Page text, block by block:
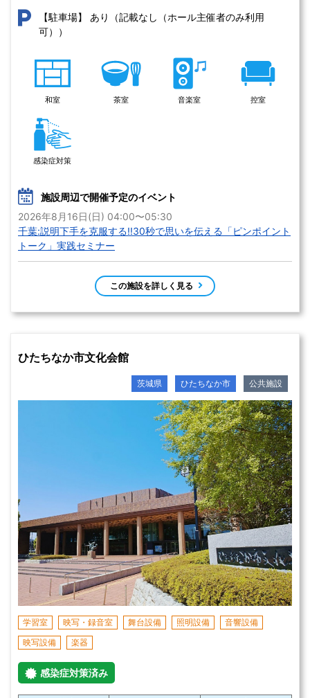
【駐車場】
あり（記載なし（ホール主催者のみ利用
可））
和室 茶室 音楽室 控室
感染症対策
施設周辺で開催予定のイベント
2026年8月16日(日) 04:00〜05:30
千葉:説明下手を克服する!!30秒で思いを伝える「ピンポイント
トーク」実践セミナー
この施設を詳しく見る
ひたちなか市文化会館
茨城県 ひたちなか市 公共施設
学習室 映写・録音室 舞台設備 照明設備
音響設備
映写設備
楽器
感染症対策済み